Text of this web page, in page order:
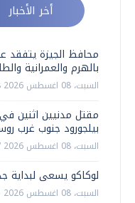
أخر الأخبار
محافظ الجيزة يتفقد
بالهرم والعمرانية
السبت، 08 اغسطس 2026 12:48 م
مقتل مدنيين اثنين
بيلجورود جنوب غرب
السبت، 08 اغسطس 2026 12:47 م
لوكاكو يسعى لبداية
السبت، 08 اغسطس 2026 12:45 م